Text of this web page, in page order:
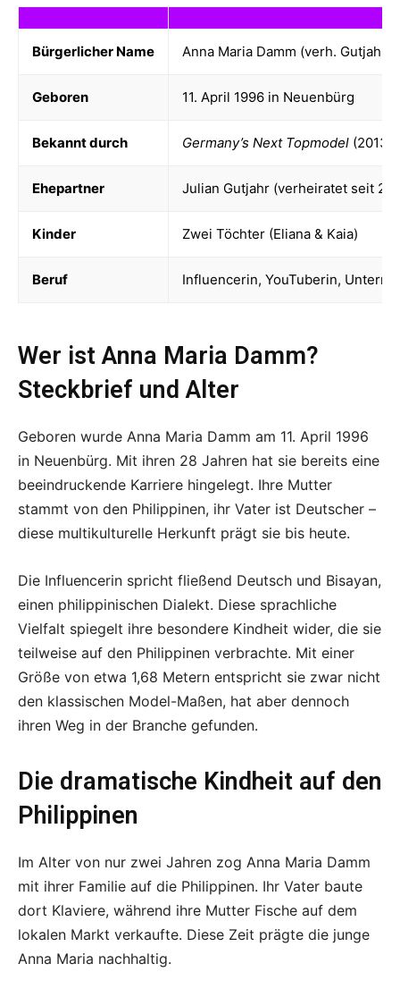
Bürgerlicher Name Anna Maria Damm (verh. Gutjahr)
Geboren 11. April 1996 in Neuenbürg
Bekannt durch Germany’s Next Topmodel (2013,
Ehepartner Julian Gutjahr (verheiratet seit
Kinder Zwei Töchter (Eliana & Kaia)
Beruf Influencerin, YouTuberin,
Wer ist Anna Maria Damm?
Steckbrief und Alter
Geboren wurde Anna Maria Damm am 11. April 1996
in Neuenbürg. Mit ihren 28 Jahren hat sie bereits eine
beeindruckende Karriere hingelegt. Ihre Mutter
stammt von den Philippinen, ihr Vater ist Deutscher –
diese multikulturelle Herkunft prägt sie bis heute.
Die Influencerin spricht fließend Deutsch und Bisayan,
einen philippinischen Dialekt. Diese sprachliche
Vielfalt spiegelt ihre besondere Kindheit wider, die sie
teilweise auf den Philippinen verbrachte. Mit einer
Größe von etwa 1,68 Metern entspricht sie zwar nicht
den klassischen Model-Maßen, hat aber dennoch
ihren Weg in der Branche gefunden.
Die dramatische Kindheit auf den
Philippinen
Im Alter von nur zwei Jahren zog Anna Maria Damm
mit ihrer Familie auf die Philippinen. Ihr Vater baute
dort Klaviere, während ihre Mutter Fische auf dem
lokalen Markt verkaufte. Diese Zeit prägte die junge
Anna Maria nachhaltig.